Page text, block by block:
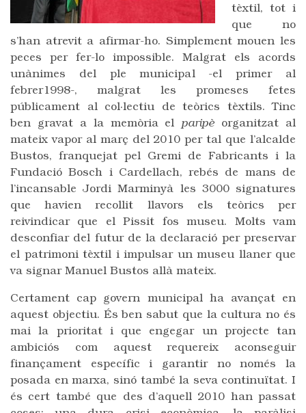
tèxtil, tot i
que no
s’han atrevit a afirmar-ho. Simplement mouen les
peces per fer-lo impossible. Malgrat els acords
unànimes del ple municipal -el primer al
febrer1998-, malgrat les promeses fetes
públicament al col·lectiu de teòrics tèxtils. Tinc
ben gravat a la memòria el paripè organitzat al
mateix vapor al març del 2010 per tal que l’alcalde
Bustos, franquejat pel Gremi de Fabricants i la
Fundació Bosch i Cardellach, rebés de mans de
l’incansable Jordi Marminyà les 3000 signatures
que havien recollit llavors els teòrics per
reivindicar que el Pissit fos museu. Molts vam
desconfiar del futur de la declaració per preservar
el patrimoni tèxtil i impulsar un museu llaner que
va signar Manuel Bustos allà mateix.
Certament cap govern municipal ha avançat en
aquest objectiu. És ben sabut que la cultura no és
mai la prioritat i que engegar un projecte tan
ambiciós com aquest requereix aconseguir
finançament específic i garantir no només la
posada en marxa, sinó també la seva continuïtat. I
és cert també que des d’aquell 2010 han passat